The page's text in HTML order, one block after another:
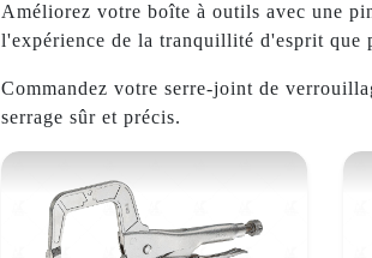
Améliorez votre boîte à outils avec une
l'expérience de la tranquillité d'esprit
Commandez votre serre-joint de
serrage sûr et précis.